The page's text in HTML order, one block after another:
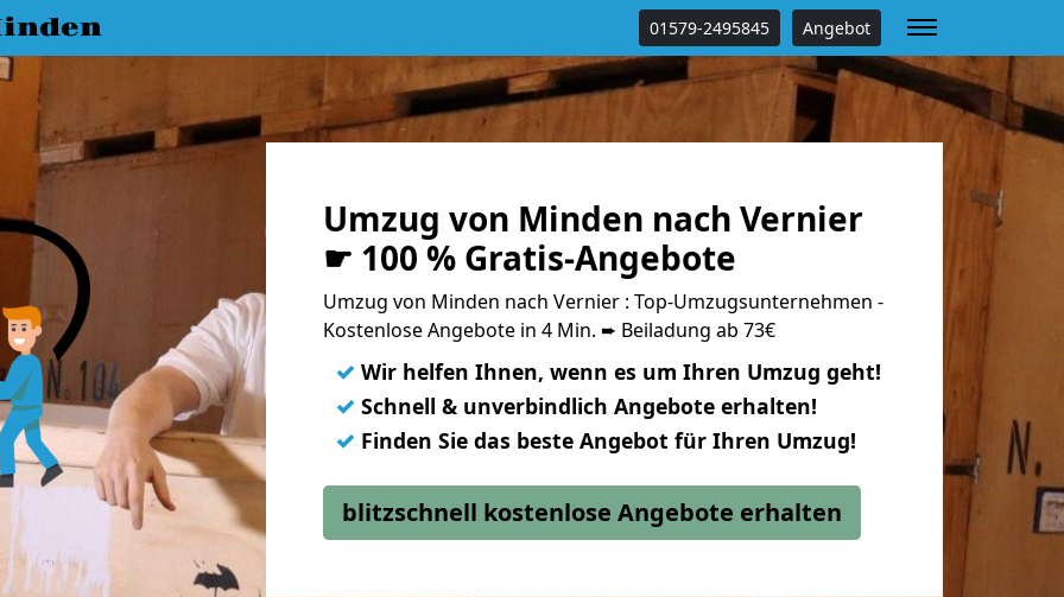
01579-2495845 Angebot
Umzug von Minden nach Vernier
☛ 100 % Gratis-Angebote
Umzug von Minden nach Vernier : Top-Umzugsunternehmen -
Kostenlose Angebote in 4 Min. ➨ Beiladung ab 73€
✓ Wir helfen Ihnen, wenn es um Ihren Umzug geht!
✓ Schnell & unverbindlich Angebote erhalten!
✓ Finden Sie das beste Angebot für Ihren Umzug!
blitzschnell kostenlose Angebote erhalten